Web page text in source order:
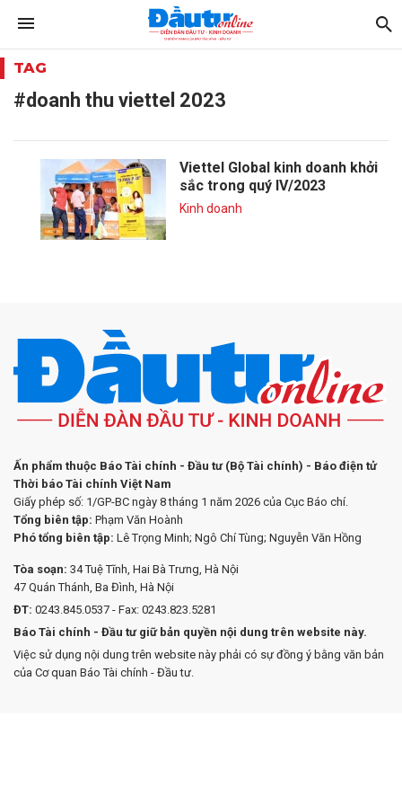
TAG
#doanh thu viettel 2023
Viettel Global kinh doanh khởi
sắc trong quý IV/2023
Kinh doanh
Ấn phẩm thuộc Báo Tài chính - Đầu tư (Bộ Tài chính) - Báo điện tử
Thời báo Tài chính Việt Nam
Giấy phép số: 1/GP-BC ngày 8 tháng 1 năm 2026 của Cục Báo chí.
Tổng biên tập: Phạm Văn Hoành
Phó tổng biên tập: Lê Trọng Minh; Ngô Chí Tùng; Nguyễn Văn Hồng
Tòa soạn: 34 Tuệ Tĩnh, Hai Bà Trưng, Hà Nội
47 Quán Thánh, Ba Đình, Hà Nội
ĐT: 0243.845.0537 - Fax: 0243.823.5281
Báo Tài chính - Đầu tư giữ bản quyền nội dung trên website này.
Việc sử dụng nội dung trên website này phải có sự đồng ý bằng văn bản
của Cơ quan Báo Tài chính - Đầu tư.